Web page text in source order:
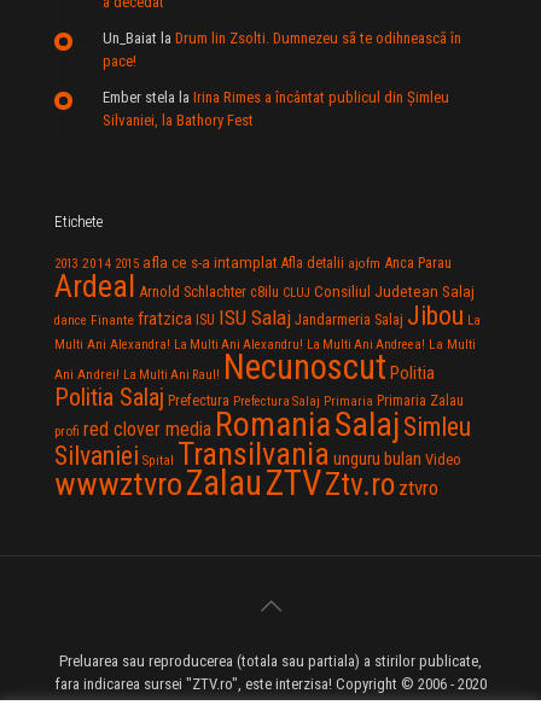
Un_Baiat la Drum lin Zsolti. Dumnezeu sã te odihneascã în
pace!
Ember stela la Irina Rimes a încântat publicul din Şimleu
Silvaniei, la Bathory Fest
Etichete
2013 2014 2015 afla ce s-a intamplat Afla detalii ajofm Anca Parau
Ardeal Arnold Schlachter c8ilu CLUJ Consiliul Judetean Salaj
dance Finante fratzica ISU ISU Salaj Jandarmeria Salaj Jibou La
Multi Ani Alexandra! La Multi Ani Alexandru! La Multi Ani Andreea! La Multi
Ani Andrei! La Multi Ani Raul! Necunoscut Politia
Politia Salaj Prefectura Prefectura Salaj Primaria Primaria Zalau
profi red clover media RomaniaSalaj Simleu
Silvaniei Spital Transilvania unguru bulan Video
wwwztvroZalauZTVZtv.ro ztvro
Preluarea sau reproducerea (totala sau partiala) a stirilor publicate,
fara indicarea sursei "ZTV.ro", este interzisa! Copyright © 2006 - 2020